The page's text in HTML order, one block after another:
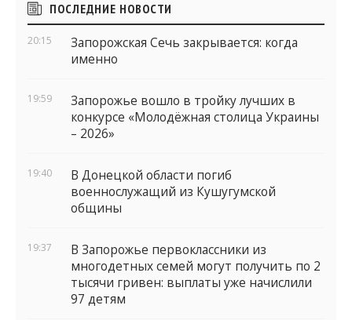
виджеты
20:15
Запорожская Сечь закрывается: когда
именно
конкурсе «Молодёжная столица Украины
– 2026»
военнослужащий из Кушугумской
общины
многодетных семей могут получить по 2
тысячи гривен: выплаты уже начислили
97 детям